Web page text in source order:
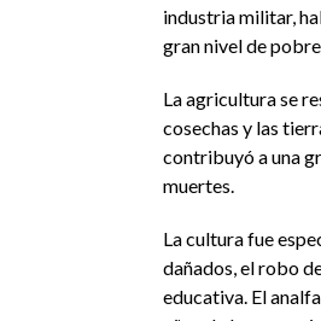
industria militar,
gran nivel de
La agricultura se
cosechas y las
contribuyó a una
muertes.
La cultura fue
dañados, el robo
educativa. El